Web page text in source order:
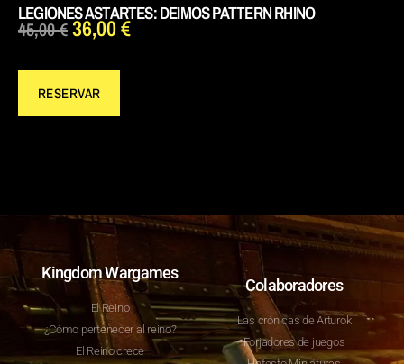
LEGIONES ASTARTES: DEIMOS PATTERN RHINO
45,00€36,00€
RESERVAR
Kingdom Wargames
El Reino
¿Cómo pertenecer al reino?
El Reino crece
Colaboradores
Las crónicas de Arturok
Forjadores de juegos